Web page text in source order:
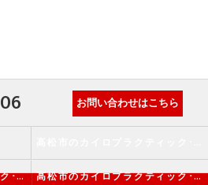
お問い合わせはこちら
高松市のカイロプラクティック･か・から～ず施術院の評判 高松市のカイロプラクティック･か・から～ず施術院のお客様の声